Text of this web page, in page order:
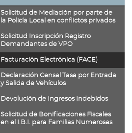
Solicitud de Mediación por parte de
la Policía Local en conflictos privados
Solicitud Inscripción Registro
Demandantes de VPO
Facturación Electrónica (FACE)
Declaración Censal Tasa por Entrada
y Salida de Vehículos
Devolución de Ingresos Indebidos
Solicitud de Bonificaciones Fiscales
en el I.B.I. para Familias Numerosas